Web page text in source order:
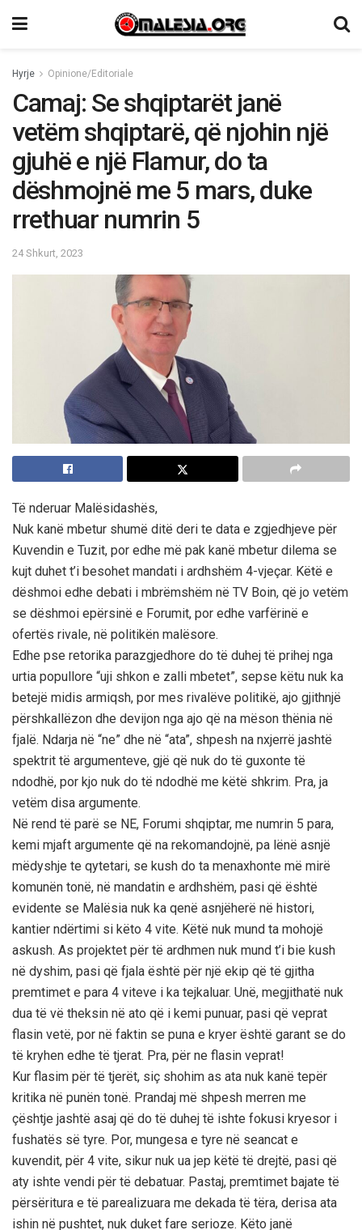
Hyrje Opinione/Editoriale
Camaj: Se shqiptarët janë
vetëm shqiptarë, që njohin një
gjuhë e një Flamur, do ta
dëshmojnë me 5 mars, duke
rrethuar numrin 5
24 Shkurt, 2023
Të nderuar Malësidashës,
Nuk kanë mbetur shumë ditë deri te data e zgjedhjeve për
Kuvendin e Tuzit, por edhe më pak kanë mbetur dilema se
kujt duhet t’i besohet mandati i ardhshëm 4-vjeçar. Këtë e
dëshmoi edhe debati i mbrëmshëm në TV Boin, që jo vetëm
se dëshmoi epërsinë e Forumit, por edhe varfërinë e
ofertës rivale, në politikën malësore.
Edhe pse retorika parazgjedhore do të duhej të prihej nga
urtia popullore “uji shkon e zalli mbetet”, sepse këtu nuk ka
betejë midis armiqsh, por mes rivalëve politikë, ajo gjithnjë
përshkallëzon dhe devijon nga ajo që na mëson thënia në
fjalë. Ndarja në “ne” dhe në “ata”, shpesh na nxjerrë jashtë
spektrit të argumenteve, gjë që nuk do të guxonte të
ndodhë, por kjo nuk do të ndodhë me këtë shkrim. Pra, ja
vetëm disa argumente.
Në rend të parë se NE, Forumi shqiptar, me numrin 5 para,
kemi mjaft argumente që na rekomandojnë, pa lënë asnjë
mëdyshje te qytetari, se kush do ta menaxhonte më mirë
komunën tonë, në mandatin e ardhshëm, pasi që është
evidente se Malësia nuk ka qenë asnjëherë në histori,
kantier ndërtimi si këto 4 vite. Këtë nuk mund ta mohojë
askush. As projektet për të ardhmen nuk mund t’i bie kush
në dyshim, pasi që fjala është për një ekip që të gjitha
premtimet e para 4 viteve i ka tejkaluar. Unë, megjithatë nuk
dua të vë theksin në ato që i kemi punuar, pasi që veprat
flasin vetë, por në faktin se puna e kryer është garant se do
të kryhen edhe të tjerat. Pra, për ne flasin veprat!
Kur flasim për të tjerët, siç shohim as ata nuk kanë tepër
kritika në punën tonë. Prandaj më shpesh merren me
çështje jashtë asaj që do të duhej të ishte fokusi kryesor i
fushatës së tyre. Por, mungesa e tyre në seancat e
kuvendit, për 4 vite, sikur nuk ua jep këtë të drejtë, pasi që
aty ishte vendi për të debatuar. Pastaj, premtimet bajate të
përsëritura e të parealizuara me dekada të tëra, derisa ata
ishin në pushtet, nuk duket fare serioze. Këto janë